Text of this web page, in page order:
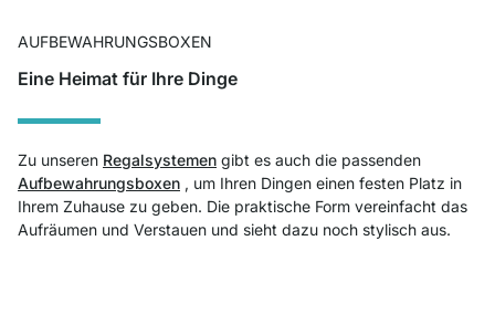
AUFBEWAHRUNGSBOXEN
Eine Heimat für Ihre Dinge
Zu unseren Regalsystemen gibt es auch die passenden
Aufbewahrungsboxen , um Ihren Dingen einen festen Platz in
Ihrem Zuhause zu geben. Die praktische Form vereinfacht das
Aufräumen und Verstauen und sieht dazu noch stylisch aus.